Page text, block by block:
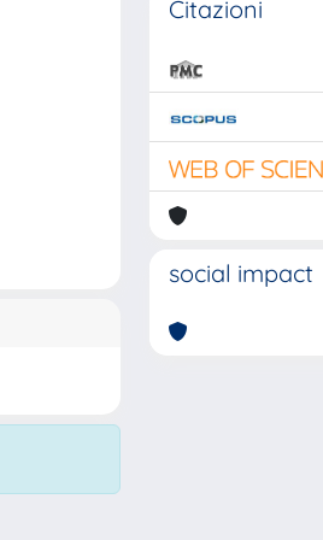
Citazioni
social impact